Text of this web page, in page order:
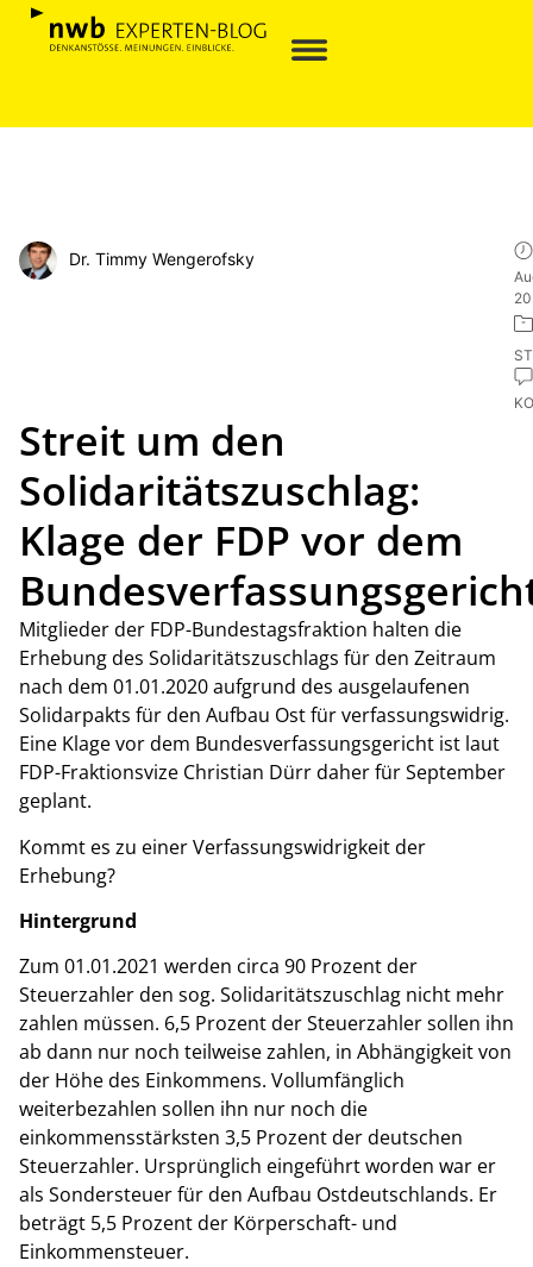
Dr. Timmy Wengerofsky
Streit um den
Solidaritätszuschlag:
Klage der FDP vor dem
Mitglieder der FDP-Bundestagsfraktion halten die
Erhebung des Solidaritätszuschlags für den Zeitraum
nach dem 01.01.2020 aufgrund des ausgelaufenen
Solidarpakts für den Aufbau Ost für verfassungswidrig.
Eine Klage vor dem Bundesverfassungsgericht ist laut
FDP-Fraktionsvize Christian Dürr daher für September
geplant.
Kommt es zu einer Verfassungswidrigkeit der
Erhebung?
Hintergrund
Zum 01.01.2021 werden circa 90 Prozent der
Steuerzahler den sog. Solidaritätszuschlag nicht mehr
zahlen müssen. 6,5 Prozent der Steuerzahler sollen ihn
ab dann nur noch teilweise zahlen, in Abhängigkeit von
der Höhe des Einkommens. Vollumfänglich
weiterbezahlen sollen ihn nur noch die
einkommensstärksten 3,5 Prozent der deutschen
Steuerzahler. Ursprünglich eingeführt worden war er
als Sondersteuer für den Aufbau Ostdeutschlands. Er
beträgt 5,5 Prozent der Körperschaft- und
Einkommensteuer.